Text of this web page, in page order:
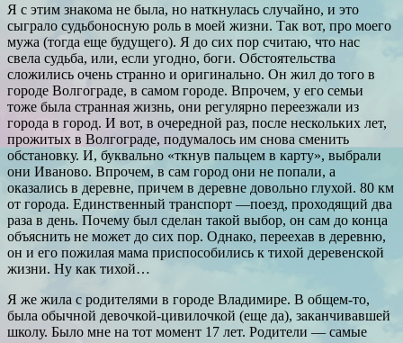
Я с этим знакома не была, но наткнулась случайно, и это
сыграло судьбоносную роль в моей жизни. Так вот, про моего
мужа (тогда еще будущего). Я до сих пор считаю, что нас
свела судьба, или, если угодно, боги. Обстоятельства
сложились очень странно и оригинально. Он жил до того в
городе Волгограде, в самом городе. Впрочем, у его семьи
тоже была странная жизнь, они регулярно переезжали из
города в город. И вот, в очередной раз, после нескольких лет,
прожитых в Волгограде, подумалось им снова сменить
обстановку. И, буквально «ткнув пальцем в карту», выбрали
они Иваново. Впрочем, в сам город они не попали, а
оказались в деревне, причем в деревне довольно глухой. 80 км
от города. Единственный транспорт —поезд, проходящий два
раза в день. Почему был сделан такой выбор, он сам до конца
объяснить не может до сих пор. Однако, переехав в деревню,
он и его пожилая мама приспособились к тихой деревенской
жизни. Ну как тихой…
Я же жила с родителями в городе Владимире. В общем-то,
была обычной девочкой-цивилочкой (еще да), заканчивавшей
школу. Было мне на тот момент 17 лет. Родители — самые